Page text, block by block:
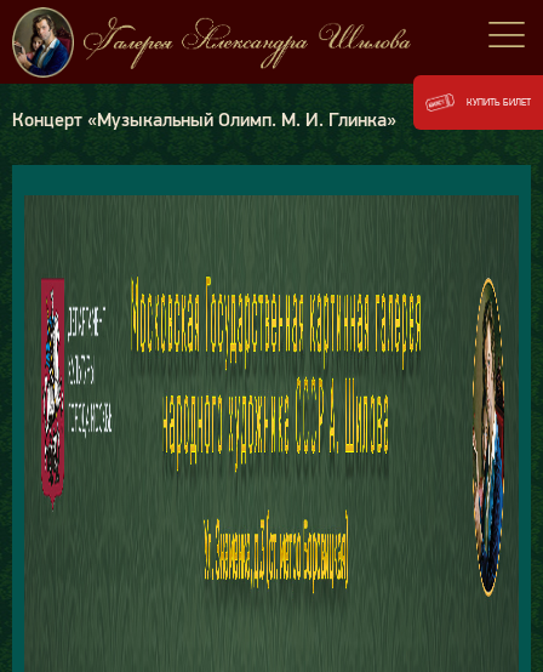
Концерт «Музыкальный Олимп. М. И. Глинка»
КУПИТЬ БИЛЕТ